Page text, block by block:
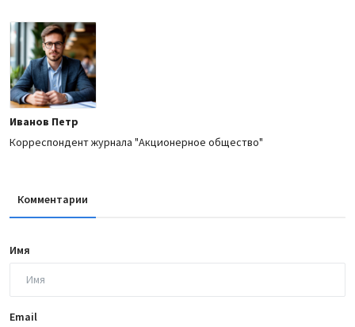
Иванов Петр
Корреспондент журнала "Акционерное общество"
Комментарии
Имя
Email